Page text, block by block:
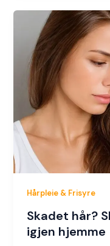
Hårpleie & Frisyre
Skadet hår?
igjen hjemme